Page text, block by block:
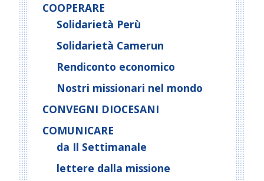
COOPERARE
Solidarietà Perù
Solidarietà Camerun
Rendiconto economico
Nostri missionari nel mondo
CONVEGNI DIOCESANI
COMUNICARE
da Il Settimanale
lettere dalla missione